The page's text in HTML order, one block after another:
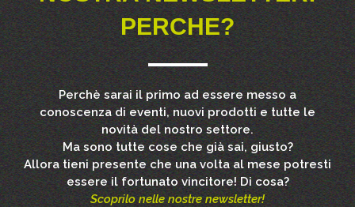
PERCHE?
Perchè sarai il primo ad essere messo a
conoscenza di eventi, nuovi prodotti e tutte le
novità del nostro settore.
Ma sono tutte cose che già sai, giusto?
Allora tieni presente che una volta al mese potresti
essere il fortunato vincitore! Di cosa?
Scoprilo nelle nostre newsletter!